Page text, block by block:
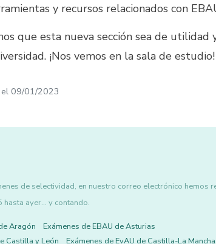
y recursos relacionados con
que esta nueva sección sea de utilidad
¡Nos vemos en la sala de estudio!
09/01/2023
de selectividad, en nuestro correo electrónico hemos
ayer... y contando.
Aragón
Exámenes de EBAU de Asturias
Castilla y León Exámenes de EvAU de Castilla-La Mancha